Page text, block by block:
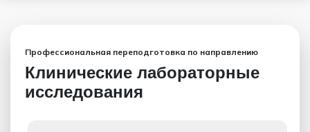
Профессиональная переподготовка по направлению
Клинические лабораторные
исследования